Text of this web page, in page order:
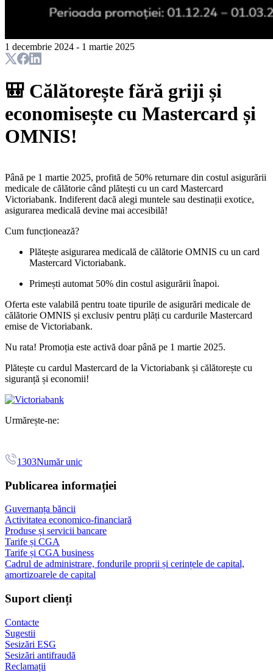
1 decembrie 2024 - 1 martie 2025
🎒 Călătorește fără griji și
economisește cu Mastercard și
OMNIS!
Până pe 1 martie 2025, profită de 50% returnare din costul asigurării
medicale de călătorie când plătești cu un card Mastercard
Victoriabank. Indiferent dacă alegi muntele sau destinații exotice,
asigurarea medicală devine mai accesibilă!
Cum funcționează?
Plătește asigurarea medicală de călătorie OMNIS cu un card
Mastercard Victoriabank.
Primești automat 50% din costul asigurării înapoi.
Oferta este valabilă pentru toate tipurile de asigurări medicale de
călătorie OMNIS și exclusiv pentru plăți cu cardurile Mastercard
emise de Victoriabank.
Nu rata! Promoția este activă doar până pe 1 martie 2025.
Plătește cu cardul Mastercard de la Victoriabank și călătorește cu
siguranță și economii!
Urmărește-ne:
1303Număr unic
Publicarea informației
Guvernanța băncii
Activitatea economico-financiară
Produse și servicii bancare
Tarife și CGA
Tarife și CGA business
Cadrul de administrare, fondurile proprii și cerințele de capital,
amortizoarele de capital
Suport clienți
Contacte
Sugestii
Sesizări ESG
Sesizări antifraudă
Reclamații